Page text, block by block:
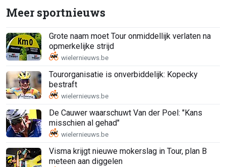
Meer sportnieuws
Grote naam moet Tour onmiddellijk verlaten na
opmerkelijke strijd
Tourorganisatie is onverbiddelijk: Kopecky
bestraft
De Cauwer waarschuwt Van der Poel: "Kans
misschien al gehad"
Visma krijgt nieuwe mokerslag in Tour, plan B
meteen aan diggelen